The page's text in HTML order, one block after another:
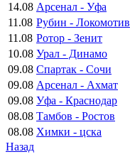
14.08 Арсенал - Уфа
11.08 Рубин - Локомотив
11.08 Ротор - Зенит
10.08 Урал - Динамо
09.08 Спартак - Сочи
09.08 Арсенал - Ахмат
09.08 Уфа - Краснодар
08.08 Тамбов - Ростов
08.08 Химки - цска
Назад